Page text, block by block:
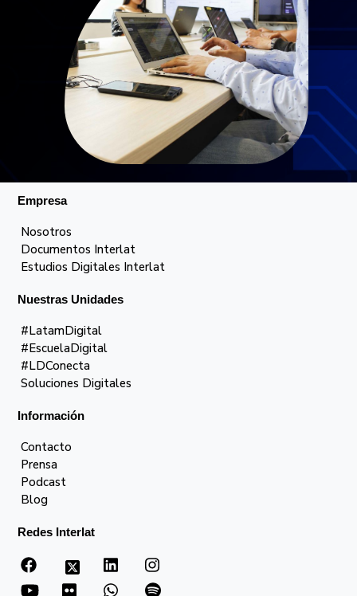
Empresa
Nosotros
Documentos Interlat
Estudios Digitales Interlat
Nuestras Unidades
#LatamDigital
#EscuelaDigital
#LDConecta
Soluciones Digitales
Información
Contacto
Prensa
Podcast
Blog
Redes Interlat